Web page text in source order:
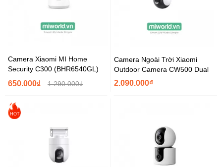
Camera Xiaomi MI Home
Security C300 (BHR6540GL)
650.000₫ 1.290.000₫
Camera Ngoài Trời Xiaomi
Outdoor Camera CW500 Dual
2.090.000₫
HOT